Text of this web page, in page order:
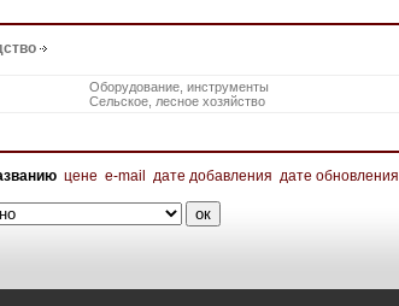
Оборудование, инструменты
Сельское, лесное хозяйство
цене e-mail дате добавления дате обновления